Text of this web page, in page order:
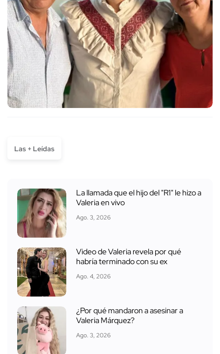
Las + Leídas
La llamada que el hijo del "R1" le hizo a
Valeria en vivo
Ago. 3, 2026
Video de Valeria revela por qué
habría terminado con su ex
Ago. 4, 2026
¿Por qué mandaron a asesinar a
Valeria Márquez?
Ago. 3, 2026